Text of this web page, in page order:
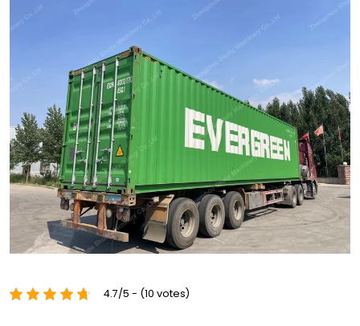
4.7/5 - (10 votes)